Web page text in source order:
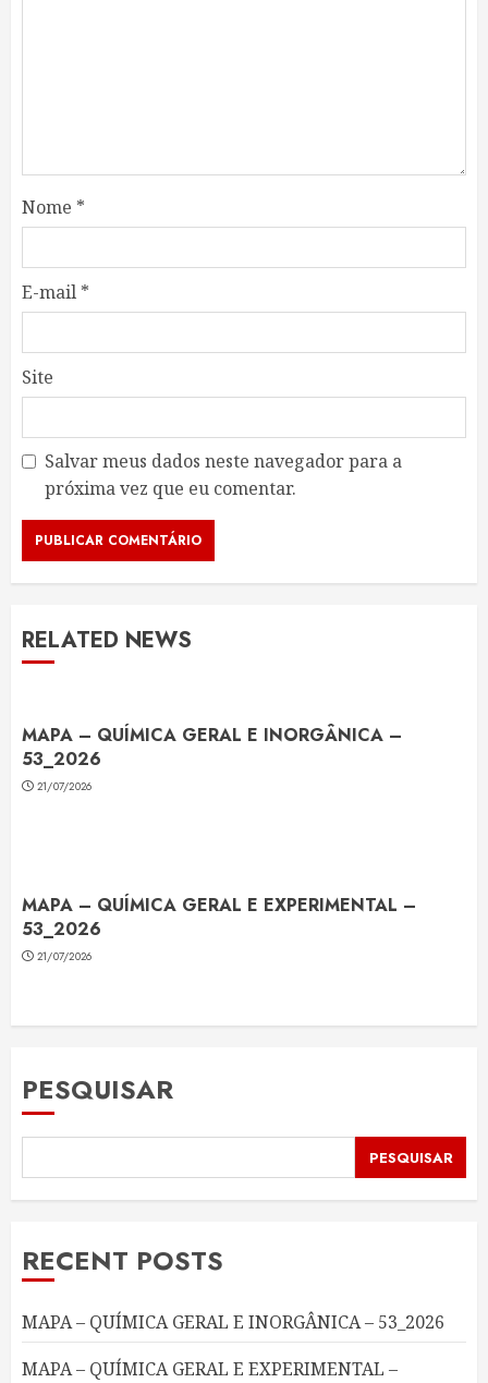
Nome *
E-mail *
Site
Salvar meus dados neste navegador para a
próxima vez que eu comentar.
RELATED NEWS
MAPA – QUÍMICA GERAL E INORGÂNICA –
53_2026
21/07/2026
MAPA – QUÍMICA GERAL E EXPERIMENTAL –
53_2026
21/07/2026
PESQUISAR
PESQUISAR
RECENT POSTS
MAPA – QUÍMICA GERAL E INORGÂNICA – 53_2026
MAPA – QUÍMICA GERAL E EXPERIMENTAL –